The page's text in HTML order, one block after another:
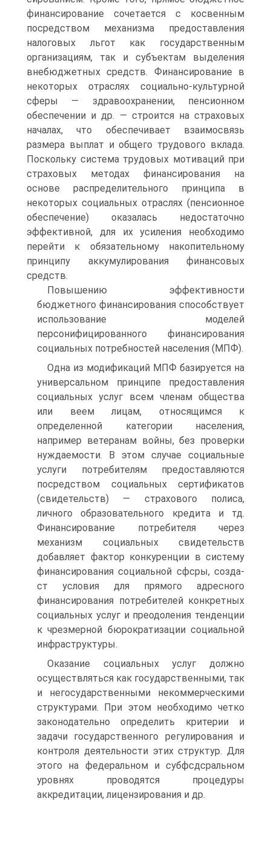
финансирование соче­тается с косвенным
посредством механизма предоставления
налого­вых льгот как государственным
организациям, так и субъектам выде­ления
внебюджетных средств. Финансирование в
некоторых отрас­лях социально-культурной
сферы — здравоохранении, пенсионном
обеспечении и др. — строится на страховых
началах, что обеспечива­ет взаимосвязь
размера выплат и общего трудового вклада.
Посколь­ку система трудовых мотиваций при
страховых методах финансиро­вания на
основе распределительного принципа в
некоторых соци­альных отраслях (пенсионное
обеспечение) оказалась недостаточно
эффективной, для их усиления необходимо
перейти к обязательному накопительному
принципу аккумулирования финансовых
средств.
Повышению эффективности
бюджетного финансирования спо­собствует
использование моделей
персонифицированного финансиро­вания
социальных потребностей населения (МПФ).
Одна из модификаций МПФ базируется на
универсальном принципе предоставления
социальных услуг всем членам общества
или веем лицам, относящимся к
определенной категории населе­ния,
например ветеранам войны, без проверки
нуждаемости. В этом случае социальные
услуги потребителям предоставляются
посредст­вом социальных сертификатов
(свидетельств) — страхового полиса,
личного образовательного кредита и тд.
Финансирование потреби­теля через
механизм социальных свидетельств
добавляет фактор конкуренции в систему
финансирования социальной сфсры, созда­
ст условия для прямого адресного
финансирования потребителей конкретных
социальных услуг и преодоления тенденции
к чрезмер­ной бюрократизации социальной
инфраструктуры.
Оказание социальных услуг должно
осуществляться как государ­ственными, так
и негосударственными некоммерческими
структура­ми. При этом необходимо четко
законодательно определить крите­рии и
задачи государственного регулирования и
контроля деятельно­сти этих структур. Для
этого на федеральном и субфсдсральном
уровнях проводятся процедуры
аккредитации, лицензирования и др.